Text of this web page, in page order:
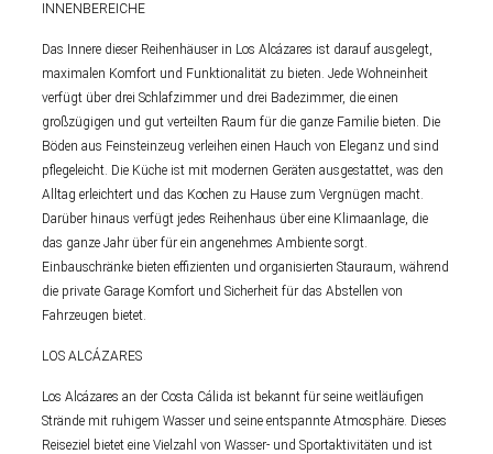
INNENBEREICHE
Das Innere dieser Reihenhäuser in Los Alcázares ist darauf ausgelegt,
maximalen Komfort und Funktionalität zu bieten. Jede Wohneinheit
verfügt über drei Schlafzimmer und drei Badezimmer, die einen
großzügigen und gut verteilten Raum für die ganze Familie bieten. Die
Böden aus Feinsteinzeug verleihen einen Hauch von Eleganz und sind
pflegeleicht. Die Küche ist mit modernen Geräten ausgestattet, was den
Alltag erleichtert und das Kochen zu Hause zum Vergnügen macht.
Darüber hinaus verfügt jedes Reihenhaus über eine Klimaanlage, die
das ganze Jahr über für ein angenehmes Ambiente sorgt.
Einbauschränke bieten effizienten und organisierten Stauraum, während
die private Garage Komfort und Sicherheit für das Abstellen von
Fahrzeugen bietet.
LOS ALCÁZARES
Los Alcázares an der Costa Cálida ist bekannt für seine weitläufigen
Strände mit ruhigem Wasser und seine entspannte Atmosphäre. Dieses
Reiseziel bietet eine Vielzahl von Wasser- und Sportaktivitäten und ist